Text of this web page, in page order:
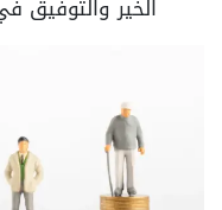
الخير والتوفيق